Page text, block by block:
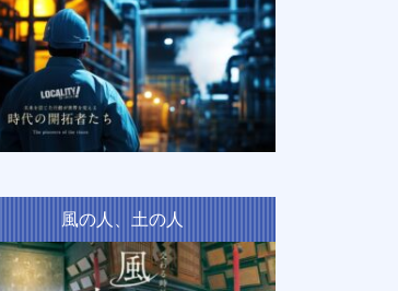
風の人、土の人